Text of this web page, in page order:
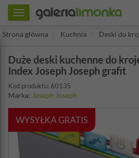
Toggle
navigation
Strona główna
Kuchnia Deski do
Duże deski kuchenne do
Index Joseph Joseph grafit
Kod produktu: 60135
Marka: Joseph Joseph
WYSYŁKA GRATIS